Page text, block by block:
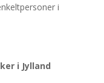
i
i Jylland